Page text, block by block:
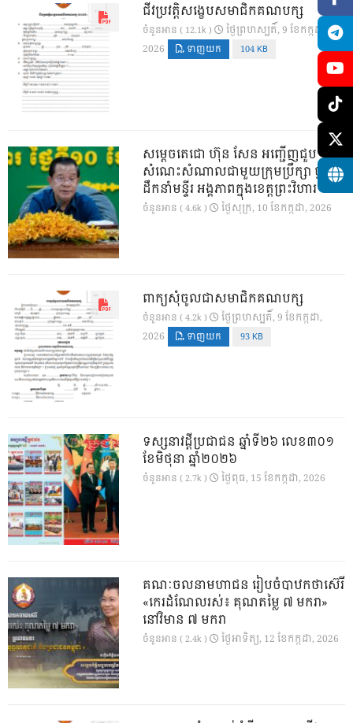
ជីវប្រវត្តិសង្ខេបសមាជិកគណបក្ស
ចំនួនអាន ( 12.1k )
ថ្ងៃ​ព្រហស្បតិ៍, 9 ខែ​កក្កដា,
2026
ទាញយក 104 KB
សម្តេចតេជោ ហ៊ុន សែន អញ្ជើញជួប
សំណេះសំណាលជាមួយក្រុមប្រឹក្សា ថ្នាក់
ដឹកនាំមន្ទីរ អង្គភាពក្នុងខេត្តព្រះវិហារ
ចំនួនអាន ( 4.6k ) ថ្ងៃ​សុក្រ, 10 ខែ​កក្កដា, 2026
ពាក្យសុំចូលជាសមាជិកគណបក្ស
ចំនួនអាន ( 4.2k )
ថ្ងៃ​ព្រហស្បតិ៍, 9 ខែ​កក្កដា,
2026
ទាញយក 93 KB
ទស្សនាវដ្ដីប្រជាជន ឆ្នាំទី២៦ លេខ៣០១
ខែមិថុនា ឆ្នាំ២០២៦
ចំនួនអាន ( 2.7k ) ថ្ងៃ​ពុធ, 15 ខែ​កក្កដា, 2026
គណៈចលនាមហាជន រៀបចំបាឋកថាស៊េរី
«កេរដំណែលរស់៖ គុណតម្លៃ ៧ មករា»
នៅវិមាន ៧ មករា
ចំនួនអាន ( 2.4k ) ថ្ងៃ​អាទិត្យ, 12 ខែ​កក្កដា, 2026